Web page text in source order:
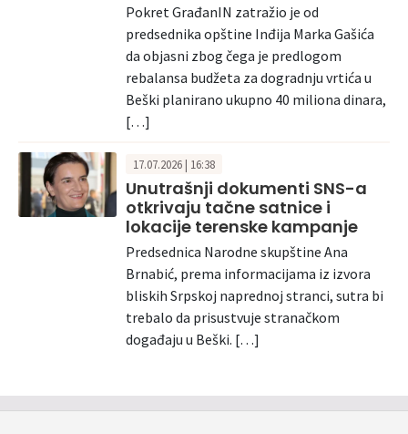
Pokret GrađanIN zatražio je od
predsednika opštine Inđija Marka Gašića
da objasni zbog čega je predlogom
rebalansa budžeta za dogradnju vrtića u
Beški planirano ukupno 40 miliona dinara,
[…]
17.07.2026 | 16:38
Unutrašnji dokumenti SNS-a
otkrivaju tačne satnice i
lokacije terenske kampanje
Predsednica Narodne skupštine Ana
Brnabić, prema informacijama iz izvora
bliskih Srpskoj naprednoj stranci, sutra bi
trebalo da prisustvuje stranačkom
događaju u Beški. […]